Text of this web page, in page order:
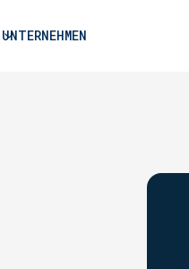
UNTERNEHMEN